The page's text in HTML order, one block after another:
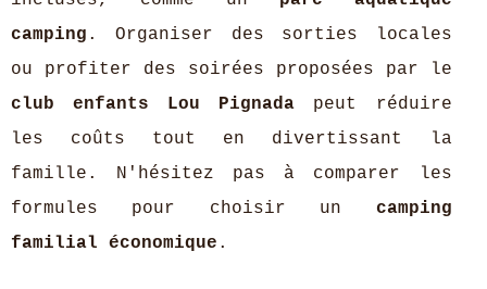
camping . Organiser des sorties locales
ou profiter des soirées proposées par le
club enfants Lou Pignada peut réduire
les coûts tout en divertissant la
famille. N'hésitez pas à comparer les
formules pour choisir un camping
familial économique .